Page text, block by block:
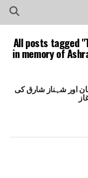
All posts tagged
in memory of
اور شہناز شارق کی